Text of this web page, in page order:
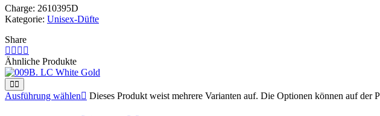
Charge: 2610395D
Kategorie: Unisex-Düfte
Share
Ähnliche Produkte
Ausführung wählen Dieses Produkt weist mehrere Varianten auf. Die Optionen können auf der